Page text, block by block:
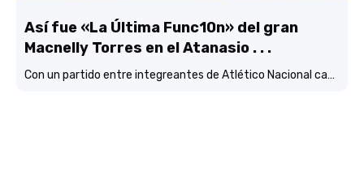
Así fue «La Última Func10n» del gran
Macnelly Torres en el Atanasio . . .
Con un partido entre integreantes de Atlético Nacional campéon continental